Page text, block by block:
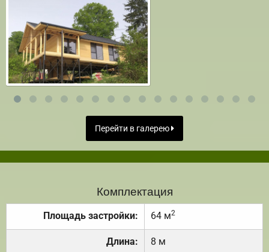
Перейти в галерею
Комплектация
Площадь застройки: 64 м2
Длина: 8 м